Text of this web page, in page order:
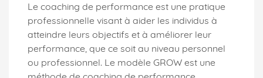
Le coaching de performance est une pratique
professionnelle visant à aider les individus à
atteindre leurs objectifs et à améliorer leur
performance, que ce soit au niveau personnel
ou professionnel. Le modèle GROW est une